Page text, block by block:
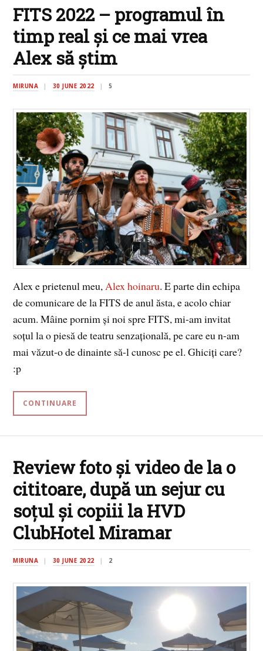
FITS 2022 – programul în
timp real și ce mai vrea
Alex să știm
MIRUNA 30 JUNE 2022 5
Alex e prietenul meu, Alex hoinaru. E parte din echipa
de comunicare de la FITS de anul ăsta, e acolo chiar
acum. Mâine pornim și noi spre FITS, mi-am invitat
soțul la o piesă de teatru senzațională, pe care eu n-am
mai văzut-o de dinainte să-l cunosc pe el. Ghiciți care?
:p
CONTINUARE
Review foto și video de la o
cititoare, după un sejur cu
soțul și copiii la HVD
ClubHotel Miramar
MIRUNA 30 JUNE 2022 2